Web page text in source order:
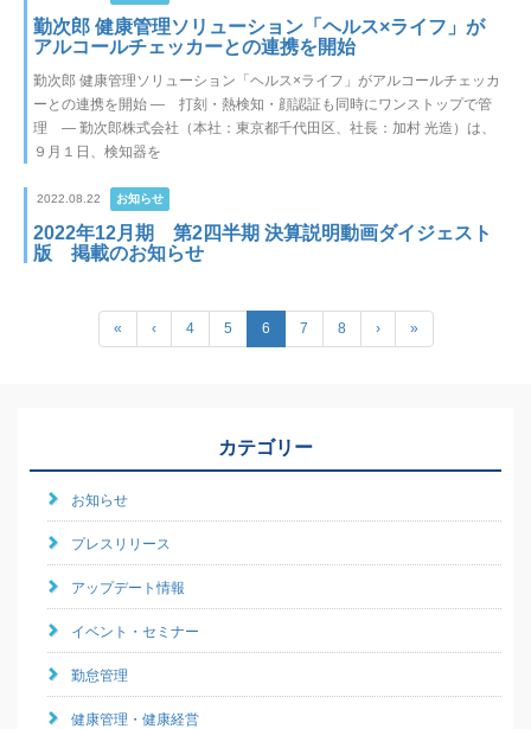
勤次郎 健康管理ソリューション「ヘルス×ライフ」が
アルコールチェッカーとの連携を開始
勤次郎 健康管理ソリューション「ヘルス×ライフ」がアルコールチェッカ
ーとの連携を開始 ― 打刻・熱検知・顔認証も同時にワンストップで管
理 ― 勤次郎株式会社（本社：東京都千代田区、社長：加村 光造）は、
９月１日、検知器を
2022.08.22 お知らせ
2022年12月期 第2四半期 決算説明動画ダイジェスト
版 掲載のお知らせ
« ‹ 4 5 6 7 8 › »
カテゴリー
お知らせ
プレスリリース
アップデート情報
イベント・セミナー
勤怠管理
健康管理・健康経営